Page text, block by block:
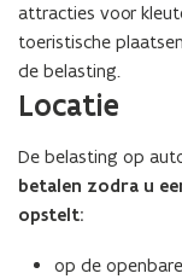
attracties voor
toeristische
de belasting.
Locatie
De belasting op
betalen zodra u
opstelt:
op de